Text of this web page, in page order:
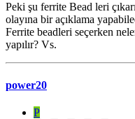
Peki şu ferrite Bead leri
olayına bir açıklama
Ferrite beadleri seçerken
yapılır? Vs.
power20
P